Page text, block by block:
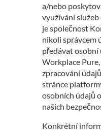
a/nebo
využívání
je společnost
nikoli správcem
předávat
Workplace
zpracování
stránce
osobních údajů
našich
Konkrétní